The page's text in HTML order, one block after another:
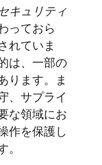
キュリティ
っておら
れていま
は、一部の
ります。ま
、サプライ
な領域にお
作を保護し